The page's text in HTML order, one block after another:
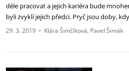
déle pracovat a jejich kariéra bude
byli zvyklí jejich předci. Pryč jsou doby,
29. 3. 2019 • Klára Šimčíková Pavel Šimák